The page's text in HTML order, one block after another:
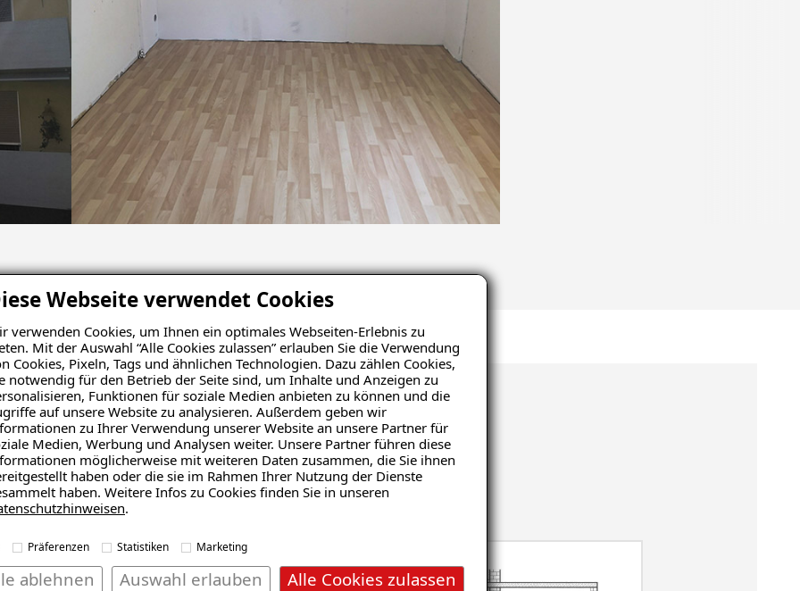
Webseite verwendet Cookies
verwenden Cookies, um Ihnen ein optimales Webseiten-Erlebnis zu
Mit der Auswahl “Alle Cookies zulassen” erlauben Sie die Verwendung
Cookies, Pixeln, Tags und ähnlichen Technologien. Dazu zählen Cookies,
notwendig für den Betrieb der Seite sind, um Inhalte und Anzeigen zu
Funktionen für soziale Medien anbieten zu können und die
auf unsere Website zu analysieren. Außerdem geben wir
zu Ihrer Verwendung unserer Website an unsere Partner für
Medien, Werbung und Analysen weiter. Unsere Partner führen diese
möglicherweise mit weiteren Daten zusammen, die Sie ihnen
haben oder die sie im Rahmen Ihrer Nutzung der Dienste
haben. Weitere Infos zu Cookies finden Sie in unseren
.
Präferenzen Statistiken Marketing
Alle Cookies zulassen
Auswahl erlauben
ablehnen
erhalten